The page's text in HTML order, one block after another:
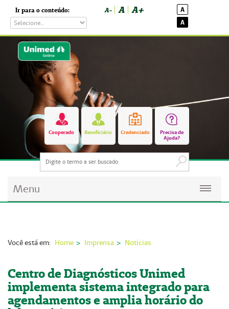
Ir para o conteúdo: A- A A+
A
A
Cooperado Beneficiário Credenciado
Precisa de
Ajuda?
Menu
Imprensa
Institucional
Você está em: Home Imprensa Notícias
Centro de Diagnósticos Unimed
implementa sistema integrado para
agendamentos e amplia horário do